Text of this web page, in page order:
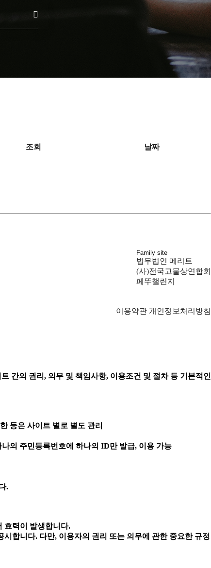
조회 날짜
Family site
법무법인 메리트
(사)전국고물상연합회
페뚜챌린지
이용약관 개인정보처리방침
간의 권리, 의무 및 책임사항, 이용조건 및 절차 등 기본적인
등은 사이트 별로 별도 관리
의 주민등록번호에 하나의 ID만 발급, 이용 가능
.
효력이 발생합니다.
합니다. 다만, 이용자의 권리 또는 의무에 관한 중요한 규정